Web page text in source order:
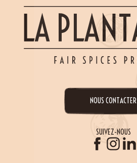
NOUS CONTACTER
SUIVEZ-NOUS